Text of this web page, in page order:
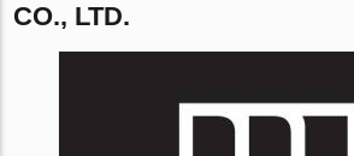
CO., LTD.